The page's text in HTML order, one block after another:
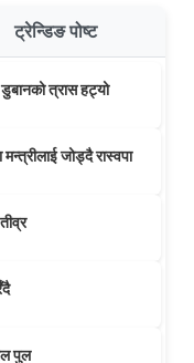
ट्रेन्डिङ पोष्ट
त्रास हट्यो
मन्त्रीलाई जोड्दै रास्वपा
पुल